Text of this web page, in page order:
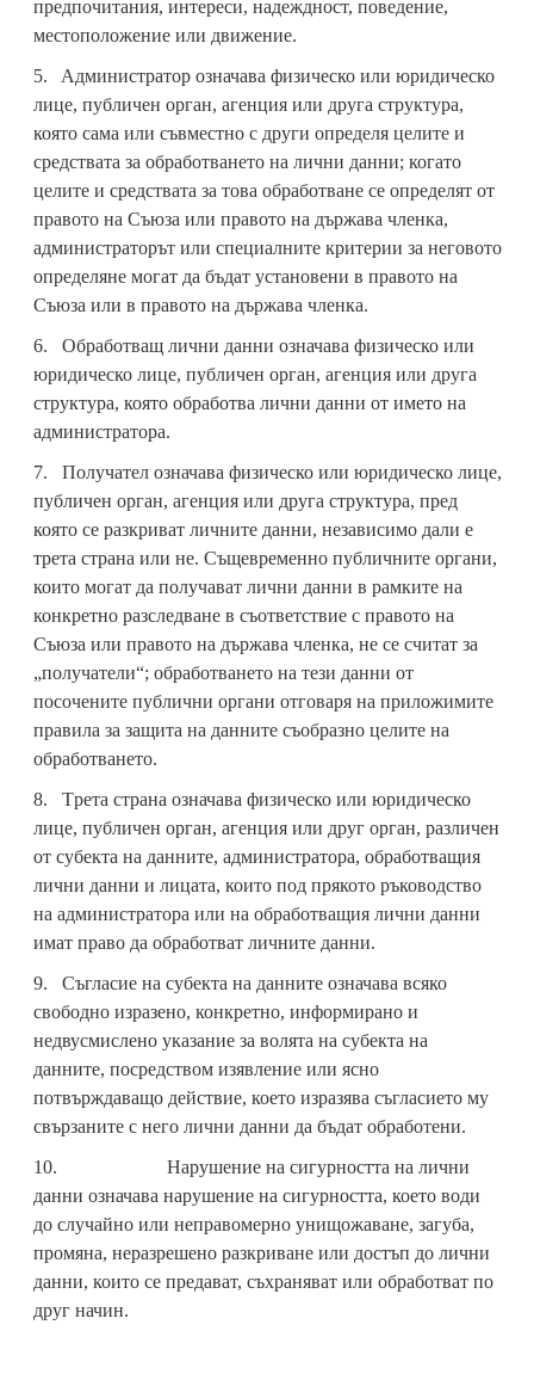
предпочитания, интереси, надеждност, поведение,
местоположение или движение.
5. Aдминистратор означава физическо или юридическо
лице, публичен орган, агенция или друга структура,
която сама или съвместно с други определя целите и
средствата за обработването на лични данни; когато
целите и средствата за това обработване се определят от
правото на Съюза или правото на държава членка,
администраторът или специалните критерии за неговото
определяне могат да бъдат установени в правото на
Съюза или в правото на държава членка.
6. Oбработващ лични данни означава физическо или
юридическо лице, публичен орган, агенция или друга
структура, която обработва лични данни от името на
администратора.
7. Получател означава физическо или юридическо лице,
публичен орган, агенция или друга структура, пред
която се разкриват личните данни, независимо дали е
трета страна или не. Същевременно публичните органи,
които могат да получават лични данни в рамките на
конкретно разследване в съответствие с правото на
Съюза или правото на държава членка, не се считат за
„получатели“; обработването на тези данни от
посочените публични органи отговаря на приложимите
правила за защита на данните съобразно целите на
обработването.
8. Tрета страна означава физическо или юридическо
лице, публичен орган, агенция или друг орган, различен
от субекта на данните, администратора, обработващия
лични данни и лицата, които под прякото ръководство
на администратора или на обработващия лични данни
имат право да обработват личните данни.
9. Съгласие на субекта на данните означава всяко
свободно изразено, конкретно, информирано и
недвусмислено указание за волята на субекта на
данните, посредством изявление или ясно
потвърждаващо действие, което изразява съгласието му
свързаните с него лични данни да бъдат обработени.
10. Нарушение на сигурността на лични
данни означава нарушение на сигурността, което води
до случайно или неправомерно унищожаване, загуба,
промяна, неразрешено разкриване или достъп до лични
данни, които се предават, съхраняват или обработват по
друг начин.